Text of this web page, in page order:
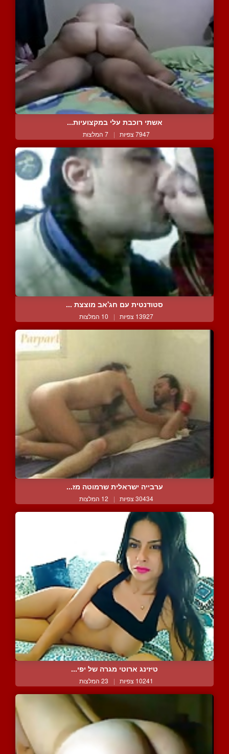
אשתי רוכבת עלי במקצועיות...
7947 צפיות | 7 המלצות
סטודנטית עם חג'אב מוצצת ...
13927 צפיות | 10 המלצות
ערבייה ישראלית שרמוטה מז...
30434 צפיות | 12 המלצות
טיזינג ארוטי מגרה של יפי...
10241 צפיות | 23 המלצות